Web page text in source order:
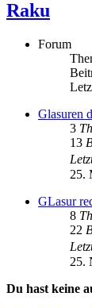
Raku
Forum
Glasuren
3
13
25.
GLasur
8
22
25.
Du hast keine